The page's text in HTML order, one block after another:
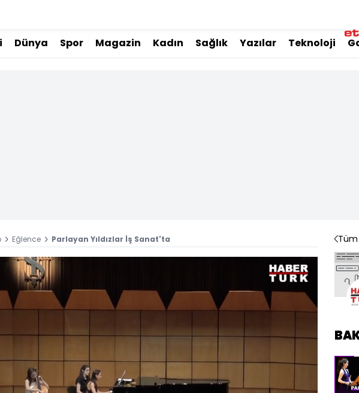
Dünya Spor Magazin Kadın Sağlık Yazılar Teknoloji
Eğlence Parlayan Yıldızlar İş Sanat'ta